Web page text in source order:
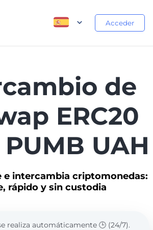
Acceder
de
ERC20
UAH
e intercambia criptomonedas:
rápido y sin custodia
realiza automáticamente 🕒 (24/7).